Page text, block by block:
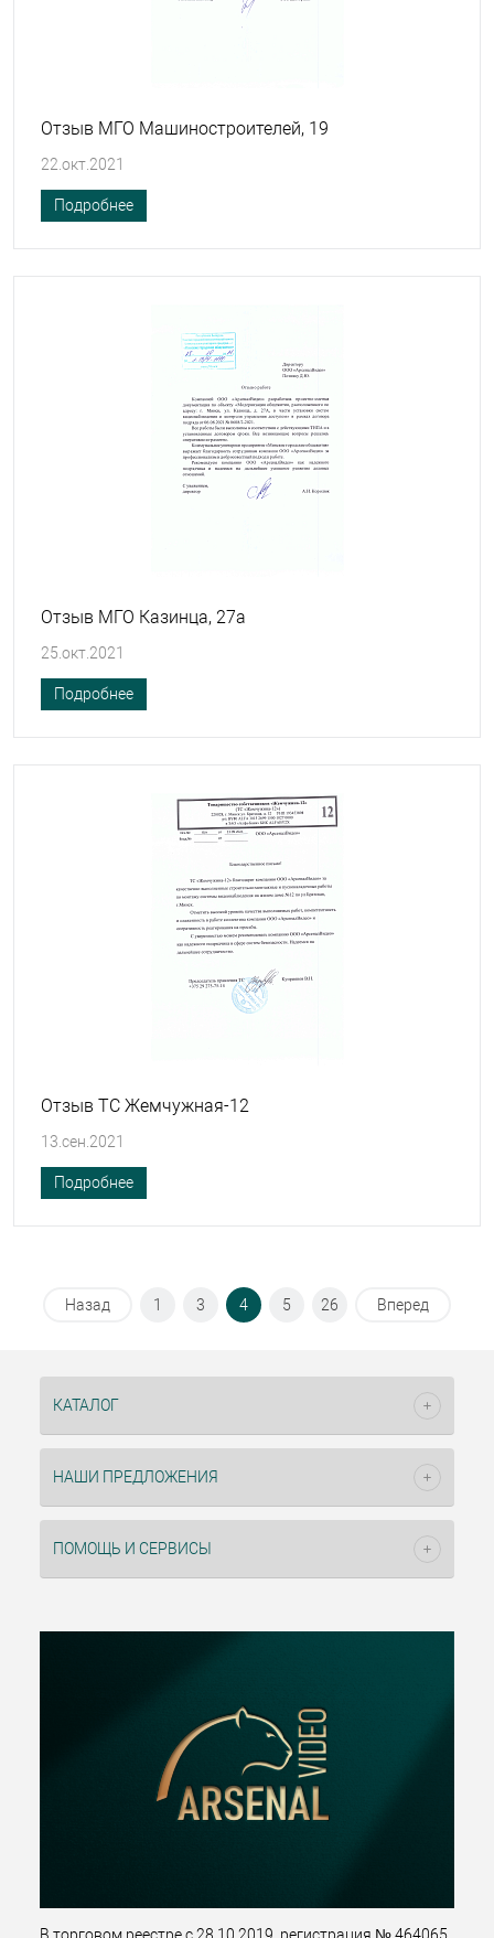
Отзыв МГО Машиностроителей, 19
22.окт.2021
Подробнее
Отзыв МГО Казинца, 27а
25.окт.2021
Подробнее
Отзыв ТС Жемчужная-12
13.сен.2021
Подробнее
Назад 1 3 4 5 26 Вперед
КАТАЛОГ
НАШИ ПРЕДЛОЖЕНИЯ
ПОМОЩЬ И СЕРВИСЫ
В торговом реестре с 28.10.2019, регистрация № 464065.